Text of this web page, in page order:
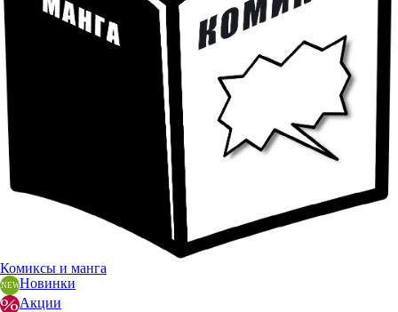
Комиксы и манга
Новинки
Акции